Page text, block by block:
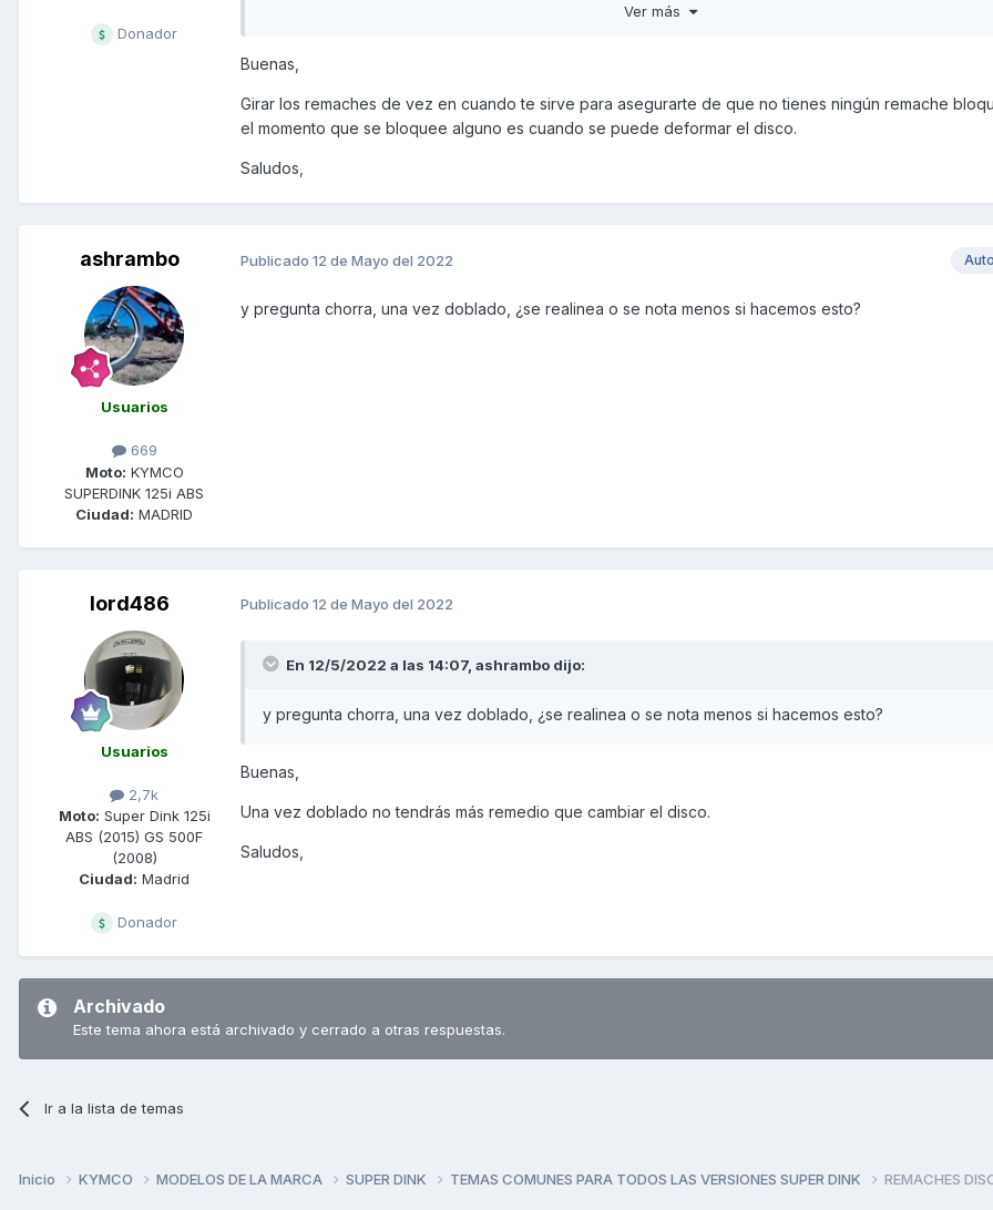
Donador
Ver más
Buenas,
Girar los remaches de vez en cuando te sirve para asegurarte de que no tienes ningún remache
el momento que se bloquee alguno es cuando se puede deformar el disco.
Saludos,
ashrambo
Usuarios
669
Moto: KYMCO
SUPERDINK 125i ABS
Ciudad: MADRID
Publicado 12 de Mayo del 2022
y pregunta chorra, una vez doblado, ¿se realinea o se nota menos si hacemos esto?
lord486
Usuarios
2,7k
Moto: Super Dink 125i
ABS (2015) GS 500F
(2008)
Ciudad: Madrid
Donador
Publicado 12 de Mayo del 2022
En 12/5/2022 a las 14:07, ashrambo dijo:
y pregunta chorra, una vez doblado, ¿se realinea o se nota menos si hacemos esto?
Buenas,
Una vez doblado no tendrás más remedio que cambiar el disco.
Saludos,
Archivado
Este tema ahora está archivado y cerrado a otras respuestas.
Ir a la lista de temas
Inicio KYMCO MODELOS DE LA MARCA SUPER DINK TEMAS COMUNES PARA TODOS LAS VERSIONES SUPER DINK REMACHES